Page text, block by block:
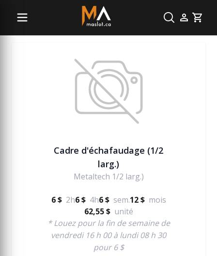
Cart
Échelle et échafaudage
Cadre d'échafaudage (1/2
larg.)
Metaltech 1/2 larg.)
6 $ 2h6 $ 4h6 $ sem.12 $ mois
62,55 $ unité
* Louez pour la fin de semaine de
vendredi 16 h 00 à lundi 08 h 30
pour 6 $